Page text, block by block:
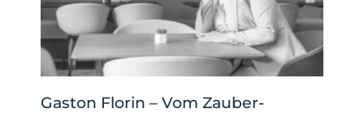
Gaston Florin – Vom Zauber-